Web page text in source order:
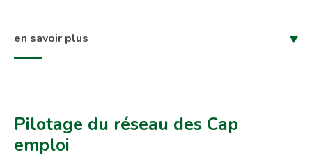
en savoir plus
Pilotage du réseau des Cap
emploi